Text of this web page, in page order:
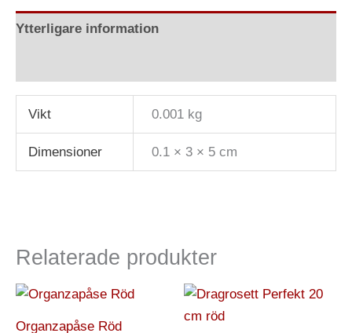
Ytterligare information
Vikt 0.001 kg
Dimensioner 0.1 × 3 × 5 cm
Relaterade produkter
Organzapåse Röd
Den